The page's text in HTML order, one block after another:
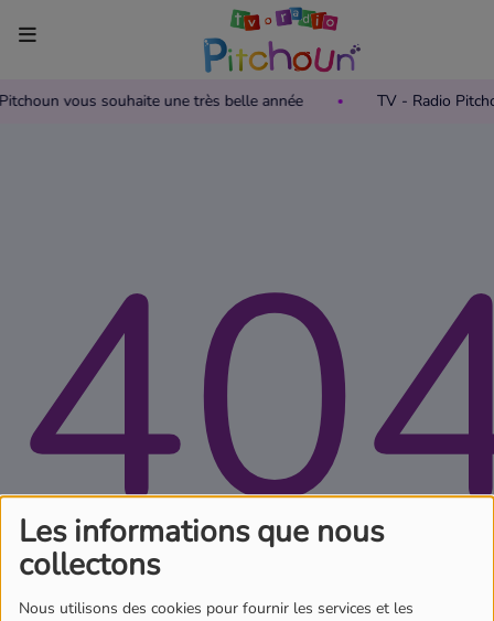
Les informations que nous
collectons
Nous utilisons des cookies pour fournir les services et les
vous souhaite une très belle année TV - Radio
Accueil
Où regarder TV Pitchoun ?
Radio
Grille des programmes Radio
Où écouter Radio Pitchoun ?